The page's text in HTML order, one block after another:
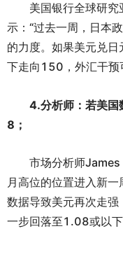
美国银行全球研
示：“过去一周，日本
的力度。如果美元兑
下走向150，外汇干预
4.分析师：若美国
8；
市场分析师
月高位的位置进入新
数据导致美元再次走
一步回落至1.08或以下